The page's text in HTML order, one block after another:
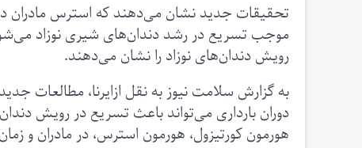
تحقیقات جدید نشان می‌دهند که استرس مادران در
موجب تسریع در رشد دندان‌های شیری نوزاد می‌شود.
رویش دندان‌های نوزاد را نشان می‌دهند.
به گزارش سلامت نیوز به نقل ازایرنا، مطالعات
دوران بارداری می‌تواند باعث تسریع در رویش
هورمون کورتیزول، هورمون استرس، در مادران و